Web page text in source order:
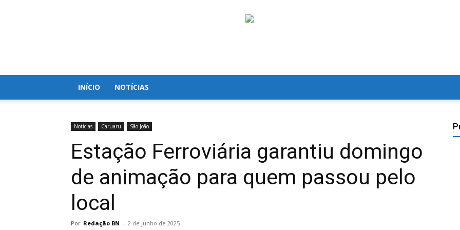
INÍCIO NOTÍCIAS
Notícias Caruaru São João
Estação Ferroviária garantiu domingo
de animação para quem passou pelo
local
Por Redação BN - 2 de junho de 2025